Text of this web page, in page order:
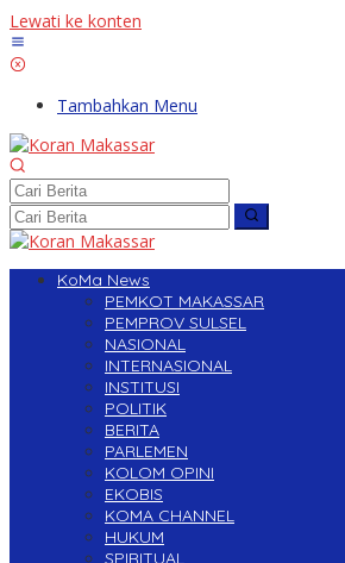
Lewati ke konten
Tambahkan Menu
KoMa News
PEMKOT MAKASSAR
PEMPROV SULSEL
NASIONAL
INTERNASIONAL
INSTITUSI
POLITIK
BERITA
PARLEMEN
KOLOM OPINI
EKOBIS
KOMA CHANNEL
HUKUM
SPIRITUAL